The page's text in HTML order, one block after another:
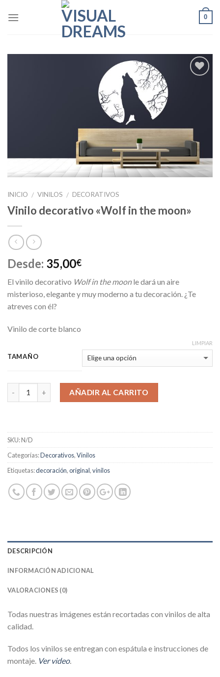
0
INICIO / VINILOS / DECORATIVOS
Vinilo decorativo «Wolf in the moon»
Desde: 35,00€
El vinilo decorativo Wolf in the moonle dará un aire
misterioso, elegante y muy moderno a tu decoración. ¿Te
atreves con él?
Vinilo de corte blanco
TAMAÑO
LIMPIAR
AÑADIR AL CARRITO
SKU:N/D
Categorías:Decorativos,Vinilos
Etiquetas:decoración,original,vinilos
DESCRIPCIÓN
INFORMACIÓN ADICIONAL
VALORACIONES (0)
Todas nuestras imágenes están recortadas con vinilos de alta
calidad.
Todos los vinilos se entregan con espátula e instrucciones de
montaje. Ver video.